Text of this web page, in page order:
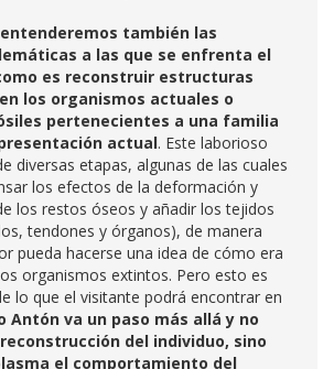
también las
a las que se enfrenta el
es reconstruir estructuras
los organismos actuales o
pertenecientes a una familia
actual. Este laborioso
diversas etapas, algunas de las cuales
los efectos de la deformación y
los restos óseos y añadir los tejidos
tendones y órganos), de manera
pueda hacerse una idea de cómo era
organismos extintos. Pero esto es
lo que el visitante podrá encontrar en
Antón va un paso más allá y no
del individuo, sino
el comportamiento del